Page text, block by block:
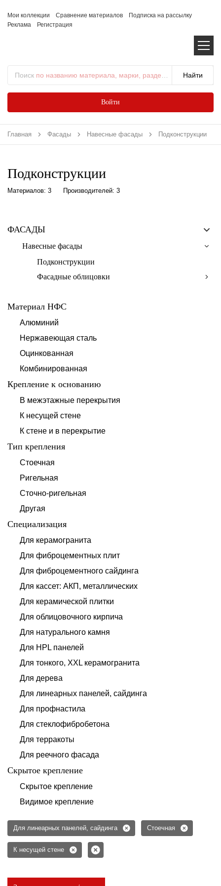
Мои коллекции Сравнение материалов
Подписка на рассылку
Реклама
Регистрация
Поиск по названию материала, марки, раздела...
Войти
Главная Фасады Навесные фасады Подконструкции
Подконструкции
Материалов: 3 Производителей: 3
ФАСАДЫ
Навесные фасады
Подконструкции
Фасадные облицовки
Материал НФС
Алюминий
Нержавеющая сталь
Оцинкованная
Комбинированная
Крепление к основанию
В межэтажные перекрытия
К несущей стене
К стене и в перекрытие
Тип крепления
Стоечная
Ригельная
Сточно-ригельная
Другая
Специализация
Для керамогранита
Для фиброцементных плит
Для фиброцементного сайдинга
Для кассет: АКП, металлических
Для керамической плитки
Для облицовочного кирпича
Для натурального камня
Для HPL панелей
Для тонкого, XXL керамогранита
Для дерева
Для линеарных панелей, сайдинга
Для профнастила
Для стеклофибробетона
Для терракоты
Для реечного фасада
Скрытое крепление
Скрытое крепление
Видимое крепление
Для линеарных панелей, сайдинга Стоечная
К несущей стене